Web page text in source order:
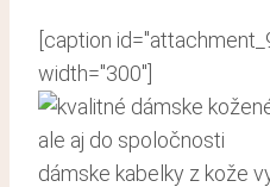
[caption
width="300"]
dámske kabelky z kože